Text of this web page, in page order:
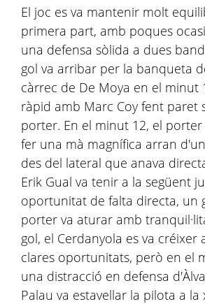
El joc es va mantenir molt
primera part, amb poques
una defensa sòlida a dues
gol va arribar per la banqueta
càrrec de De Moya en el minut
ràpid amb Marc Coy fent paret
porter. En el minut 12, el porter
fer una mà magnífica arran
des del lateral que anava
Erik Gual va tenir a la següent
oportunitat de falta directa, un
porter va aturar amb
gol, el Cerdanyola es va
clares oportunitats, però en el
una distracció en defensa
Palau va estavellar la pilota a la